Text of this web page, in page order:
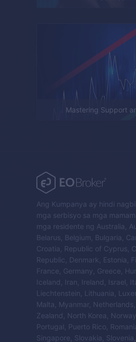
Mastering Support
Ang Kumpanya ay hindi
mga serbisyo sa mga
mga residente ng Australia,
Belarus, Belgium, Bulgaria,
Croatia, Republic of Cyprus,
Republic, Denmark, Estonia,
France, Germany, Greece,
Iceland, Iran, Ireland, Israel,
Liechtenstein, Lithuania,
Malta, Myanmar,
Zealand, North Korea,
Portugal, Puerto Rico,
Singapore, Slovakia,